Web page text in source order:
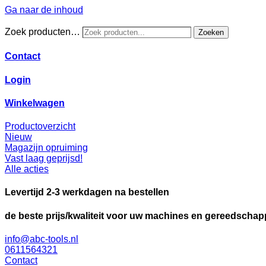
Ga naar de inhoud
Zoek producten… Zoeken
Contact
Login
Winkelwagen
Productoverzicht
Nieuw
Magazijn opruiming
Vast laag geprijsd!
Alle acties
Levertijd 2-3 werkdagen na bestellen
de beste prijs/kwaliteit voor uw machines en
info@abc-tools.nl
0611564321
Contact